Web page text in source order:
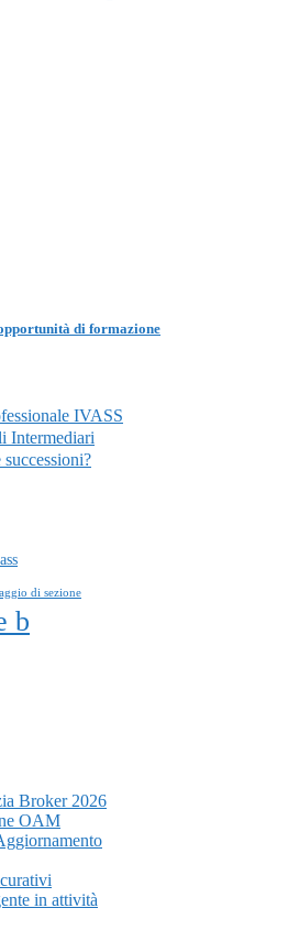
di formazione
IVASS
Intermediari
di sezione
b
Broker 2026
OAM
in attività